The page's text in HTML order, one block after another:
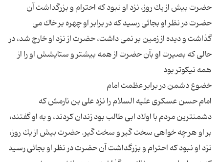
حضرت بیش از یك روز، نزد او نبود كه احترام و بزرگداشت آن
حضرت در نظر او بجائى رسید كه در برابر او چهره بر خاك می
گذاشت و دیده از زمین بر نمی داشت، حضرت از نزد او خارج شد، در
حالى كه بصیرت او بآن حضرت از همه بیشتر و ستایشش او را از
امام‏ حسن‏ عسكرى‏ علیه السلام را نزد على بن نارمش كه
دشمنترین مردم با اولاد ابى طالب بود زندان كردند، و به او گفتند،
بر او هر چه خواهى سخت گیر و سخت گیر. حضرت بیش از یك روز،
نزد او نبود كه احترام و بزرگداشت آن حضرت در نظر او بجائى رسید